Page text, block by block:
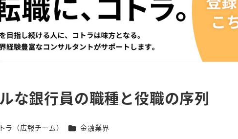
な銀行員の職種と役職の序列
ラ（広報チーム） カテゴリー
金融業界